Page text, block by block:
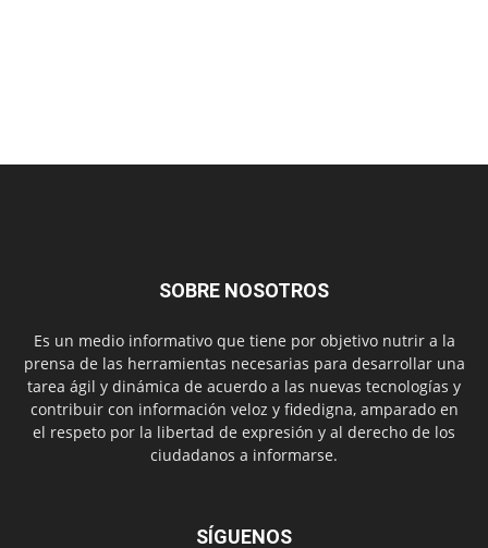
SOBRE NOSOTROS
Es un medio informativo que tiene por objetivo nutrir a la
prensa de las herramientas necesarias para desarrollar una
tarea ágil y dinámica de acuerdo a las nuevas tecnologías y
contribuir con información veloz y fidedigna, amparado en
el respeto por la libertad de expresión y al derecho de los
ciudadanos a informarse.
SÍGUENOS